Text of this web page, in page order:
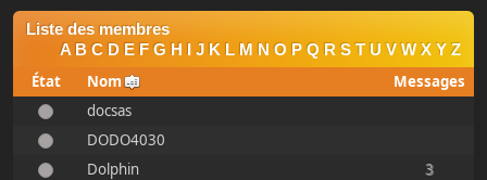
Liste des membres
A B C D E F G H J K L M N O P Q R S T U V W X Y Z
État Nom
Messages
docsas
DODO4030
Dolphin
3